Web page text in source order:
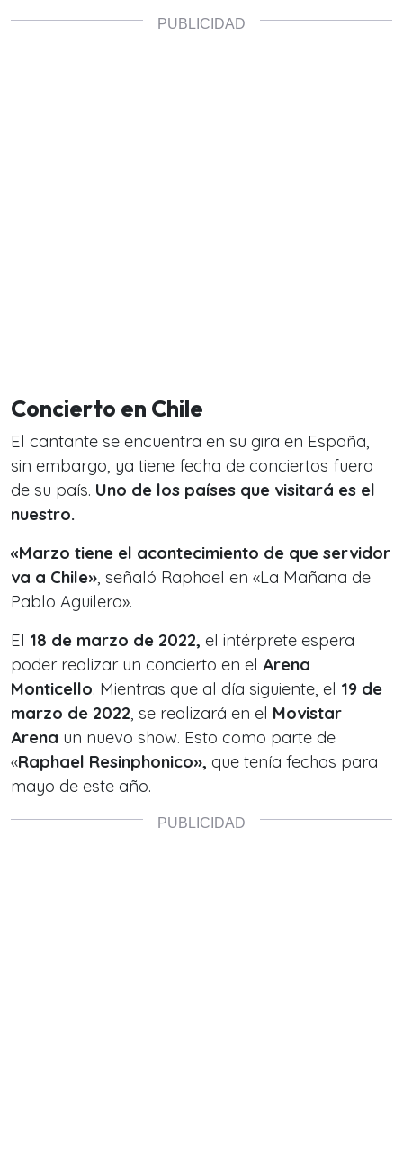
Concierto en Chile
El cantante se encuentra en su gira en España,
sin embargo, ya tiene fecha de conciertos fuera
de su país. Uno de los países que visitará es el
nuestro.
«Marzo tiene el acontecimiento de que servidor
va a Chile», señaló Raphael en «La Mañana de
Pablo Aguilera».
El 18 de marzo de 2022, el intérprete espera
poder realizar un concierto en el Arena
Monticello. Mientras que al día siguiente, el 19 de
marzo de 2022, se realizará en el Movistar
Arena un nuevo show. Esto como parte de
«Raphael Resinphonico», que tenía fechas para
mayo de este año.